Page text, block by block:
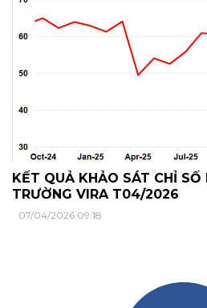
KẾT QUẢ KHẢO SÁT CHỈ SỐ
TRƯỜNG VIRA T04/2026
07/04/2026 09:18